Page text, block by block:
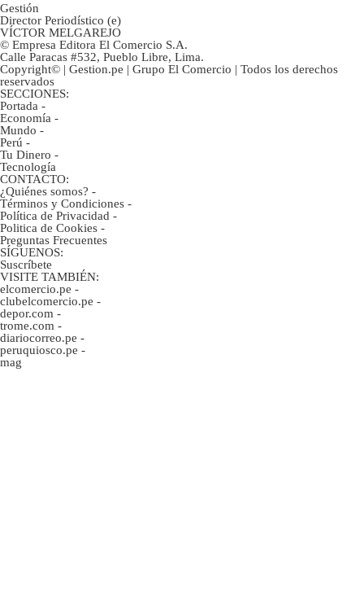
Gestión
Director Periodístico (e)
VÍCTOR MELGAREJO
© Empresa Editora El Comercio S.A.
Calle Paracas #532, Pueblo Libre, Lima.
Copyright© | Gestion.pe | Grupo El Comercio | Todos los derechos
reservados
SECCIONES:
Portada -
Economía -
Mundo -
Perú -
Tu Dinero -
Tecnología
CONTACTO:
¿Quiénes somos? -
Términos y Condiciones -
Política de Privacidad -
Politica de Cookies -
Preguntas Frecuentes
SÍGUENOS:
Suscríbete
VISITE TAMBIÉN:
elcomercio.pe -
clubelcomercio.pe -
depor.com -
trome.com -
diariocorreo.pe -
peruquiosco.pe -
mag